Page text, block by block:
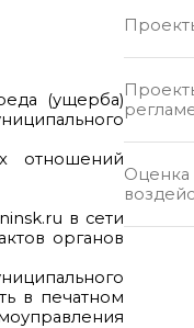
(ущерба)
отношений
в сети
органов
в печатном
Оценка